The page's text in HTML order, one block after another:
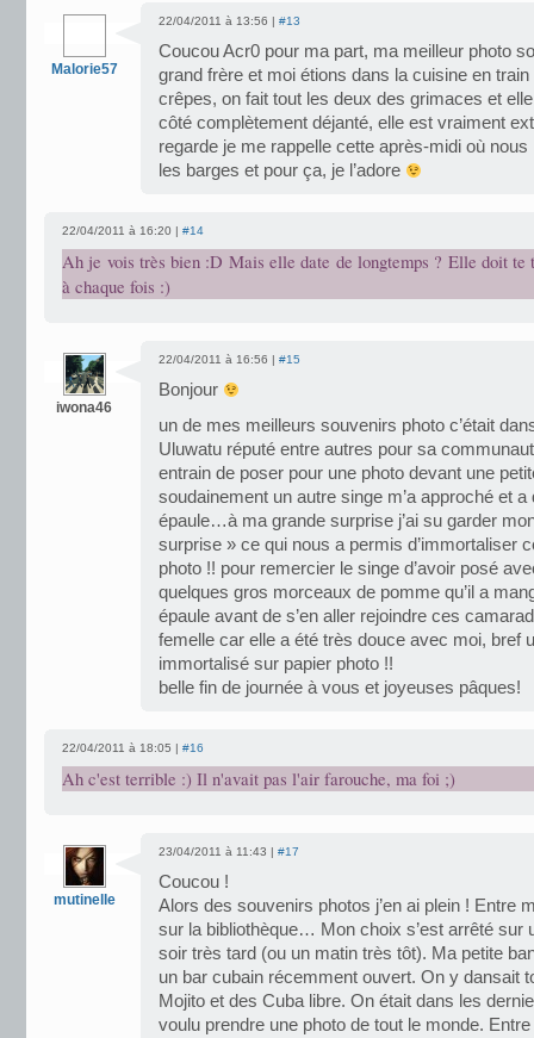
Malorie57
22/04/2011 à 13:56 | #13
Coucou Acr0 pour ma part, ma meilleur photo
grand frère et moi étions dans la cuisine en
crêpes, on fait tout les deux des grimaces et
côté complètement déjanté, elle est vraiment
regarde je me rappelle cette après-midi où nous
les barges et pour ça, je l’adore
22/04/2011 à 16:20 | #14
Ah je vois très bien :D Mais elle date de longtemps ? Elle doit te
à chaque fois :)
iwona46
22/04/2011 à 16:56 | #15
Bonjour
un de mes meilleurs souvenirs photo c’était
Uluwatu réputé entre autres pour sa
entrain de poser pour une photo devant une
soudainement un autre singe m’a approché et
épaule…à ma grande surprise j’ai su garder
surprise » ce qui nous a permis d’immortaliser
photo !! pour remercier le singe d’avoir posé
quelques gros morceaux de pomme qu’il a
épaule avant de s’en aller rejoindre ces
femelle car elle a été très douce avec moi, bref
immortalisé sur papier photo !!
belle fin de journée à vous et joyeuses pâques!
22/04/2011 à 18:05 | #16
Ah c'est terrible :) Il n'avait pas l'air farouche, ma foi ;)
mutinelle
23/04/2011 à 11:43 | #17
Coucou !
Alors des souvenirs photos j’en ai plein ! Entre
sur la bibliothèque… Mon choix s’est arrêté sur
soir très tard (ou un matin très tôt). Ma petite
un bar cubain récemment ouvert. On y dansait
Mojito et des Cuba libre. On était dans les
voulu prendre une photo de tout le monde. Entre